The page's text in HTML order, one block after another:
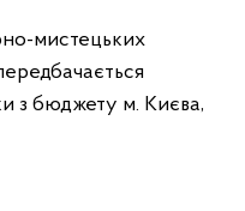
мистецьких
з бюджету м. Києва,